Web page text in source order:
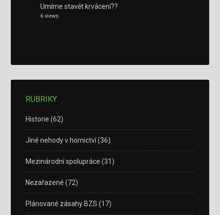
Umíme stavět krvácení??
6 views
RUBRIKY
Historie (62)
Jiné nehody v hornictví(36)
Mezinárodní spolupráce (31)
Nezařazené (72)
Plánované zásahy BZS (17)